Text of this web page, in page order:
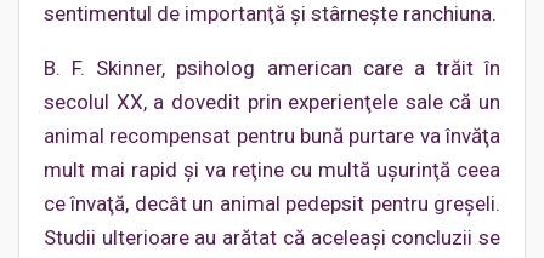
sentimentul de importanţă şi stârneşte ranchiuna.
B. F. Skinner, psiholog american care a trăit în
secolul XX, a dovedit prin experienţele sale că un
animal recompensat pentru bună purtare va învăţa
mult mai rapid şi va reţine cu multă uşurinţă ceea
ce învaţă, decât un animal pedepsit pentru greşeli.
Studii ulterioare au arătat că aceleaşi concluzii se